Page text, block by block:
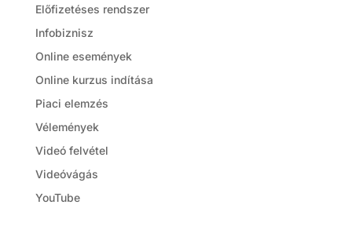
Előfizetéses rendszer
Infobiznisz
Online események
Online kurzus indítása
Piaci elemzés
Vélemények
Videó felvétel
Videóvágás
YouTube